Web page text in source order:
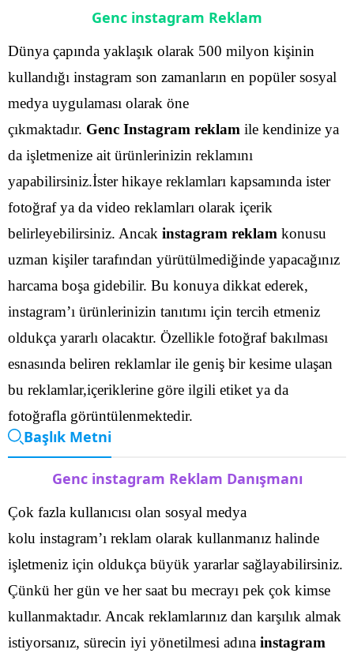
Genc instagram Reklam
Dünya çapında yaklaşık olarak 500 milyon kişinin
kullandığı instagram son zamanların en popüler sosyal
medya uygulaması olarak öne
çıkmaktadır. Genc Instagram reklam ile kendinize ya
da işletmenize ait ürünlerinizin reklamını
yapabilirsiniz.İster hikaye reklamları kapsamında ister
fotoğraf ya da video reklamları olarak içerik
belirleyebilirsiniz. Ancak instagram reklam konusu
uzman kişiler tarafından yürütülmediğinde yapacağınız
harcama boşa gidebilir. Bu konuya dikkat ederek,
instagram’ı ürünlerinizin tanıtımı için tercih etmeniz
oldukça yararlı olacaktır. Özellikle fotoğraf bakılması
esnasında beliren reklamlar ile geniş bir kesime ulaşan
bu reklamlar,içeriklerine göre ilgili etiket ya da
fotoğrafla görüntülenmektedir.
Başlık Metni
Genc instagram Reklam Danışmanı
Çok fazla kullanıcısı olan sosyal medya
kolu instagram’ı reklam olarak kullanmanız halinde
işletmeniz için oldukça büyük yararlar sağlayabilirsiniz.
Çünkü her gün ve her saat bu mecrayı pek çok kimse
kullanmaktadır. Ancak reklamlarınız dan karşılık almak
istiyorsanız, sürecin iyi yönetilmesi adına instagram